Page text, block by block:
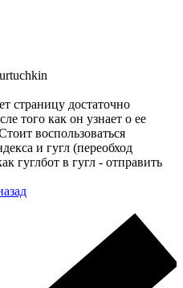
страницу достаточно
того как он узнает о ее
воспользоваться
и гугл (переобход
гуглбот в гугл - отправить